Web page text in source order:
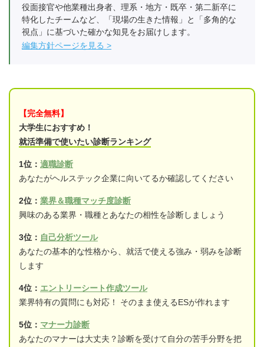
役面接官や他業種出身者、理系・地方・既卒・第二新卒に
特化したチームなど、「現場の生きた情報」と「多角的な
視点」に基づいた確かな知見をお届けします。
編集方針ページを見る
【完全無料】
大学生におすすめ！
就活準備で使いたい診断ランキング
1位： 適職診断
あなたがヘルステック企業に向いてるか確認してください
2位： 業界＆職種マッチ度診断
興味のある業界・職種とあなたの相性を診断しましょう
3位： 自己分析ツール
あなたの基本的な性格から、就活で使える強み・弱みを診断
します
4位： エントリーシート作成ツール
業界特有の質問にも対応！ そのまま使えるESが作れます
5位： マナー力診断
あなたのマナーは大丈夫？診断を受けて自分の苦手分野を把